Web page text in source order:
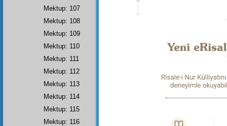
büyük
Mektup: 107
Mektup: 108
Mektup: 109
Mektup: 110
Mektup: 111
Mektup: 112
Mektup: 113
Mektup: 114
Mektup: 115
Mektup: 116